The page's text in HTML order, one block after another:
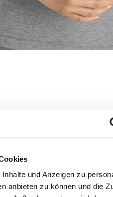
und Anzeigen zu
anbieten zu können und die